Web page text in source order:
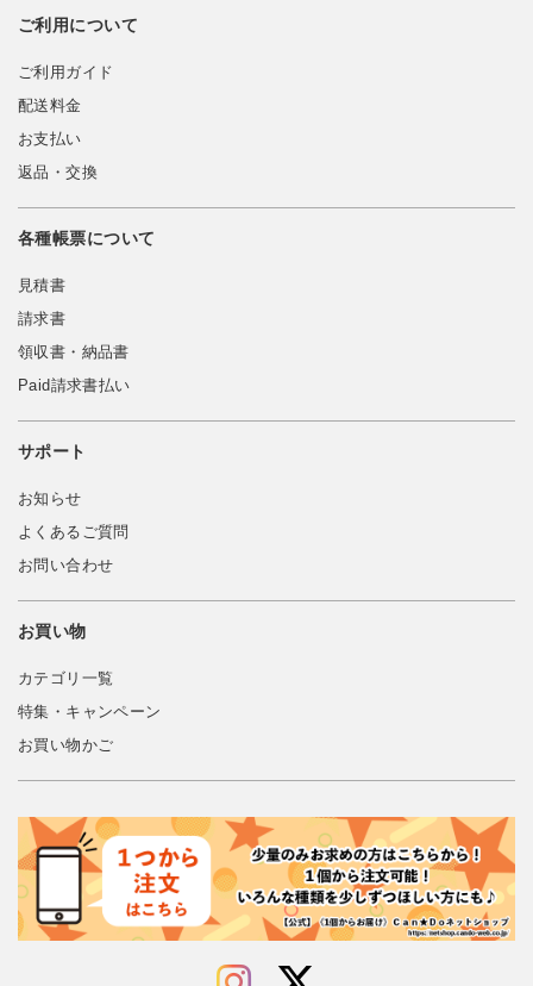
ご利用について
ご利用ガイド
配送料金
お支払い
返品・交換
各種帳票について
見積書
請求書
領収書・納品書
Paid請求書払い
サポート
お知らせ
よくあるご質問
お問い合わせ
お買い物
カテゴリ一覧
特集・キャンペーン
お買い物かご